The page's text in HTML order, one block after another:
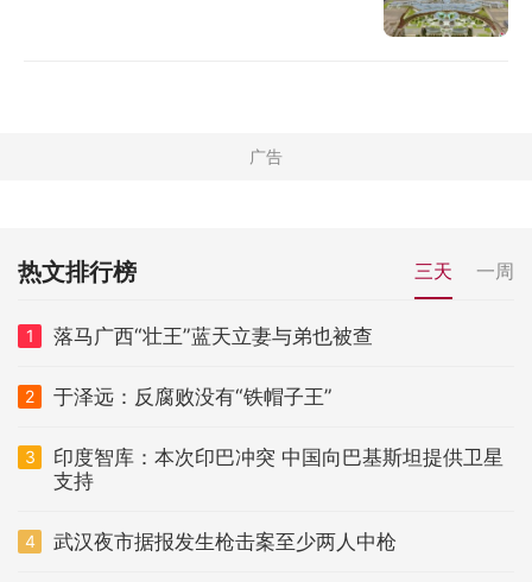
热文排行榜 三天 一周
1 落马广西“壮王”蓝天立妻与弟也被查
2 于泽远：反腐败没有“铁帽子王”
3
印度智库：本次印巴冲突 中国向巴基斯坦提供卫星
支持
4 武汉夜市据报发生枪击案至少两人中枪